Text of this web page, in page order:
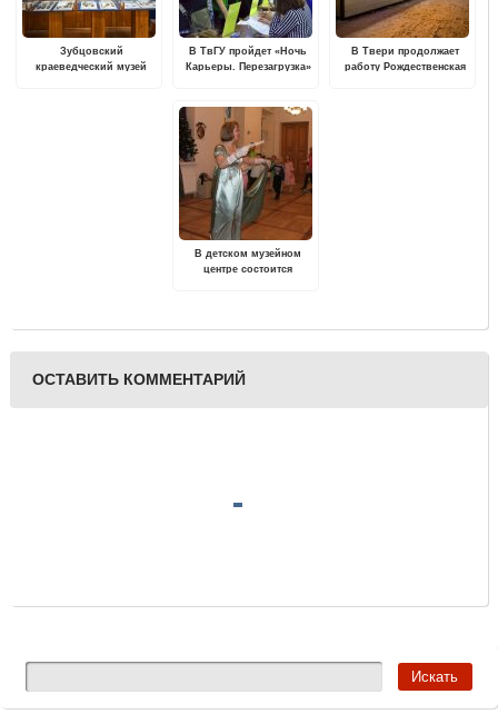
Зубцовский
краеведческий музей
В ТвГУ пройдет «Ночь
Карьеры. Перезагрузка»
В Твери продолжает
работу Рождественская
В детском музейном
центре состоится
ОСТАВИТЬ КОММЕНТАРИЙ